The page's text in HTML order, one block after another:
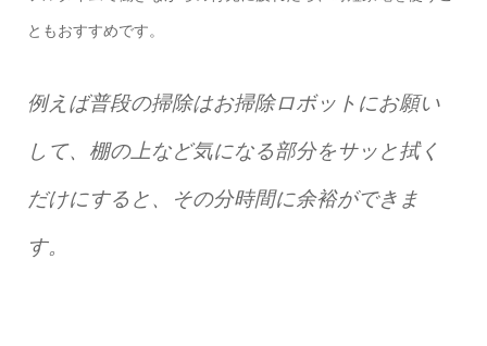
ともおすすめです。
例えば普段の掃除はお掃除ロボットにお願い
して、棚の上など気になる部分をサッと拭く
だけにすると、その分時間に余裕ができま
す。